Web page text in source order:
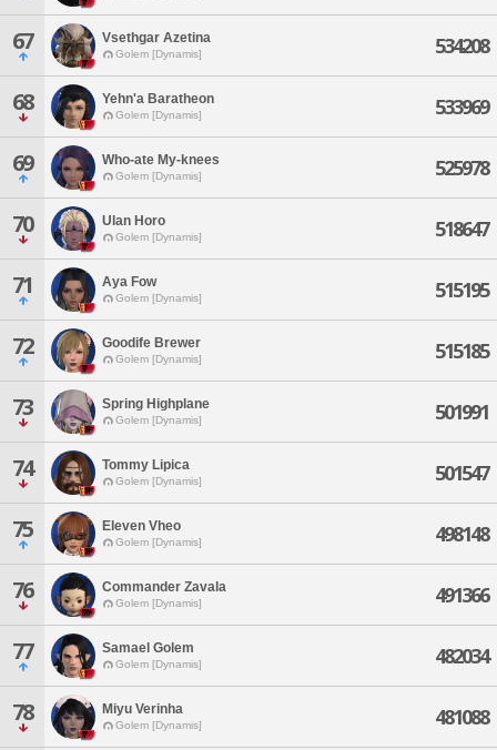
67 Vsethgar Azetina
Golem [Dynamis] 534208
68 Yehn'a Baratheon
Golem [Dynamis] 533969
69 Who-ate My-knees
Golem [Dynamis] 525978
70 Ulan Horo
Golem [Dynamis] 518647
71 Aya Fow
Golem [Dynamis] 515195
72 Goodife Brewer
Golem [Dynamis] 515185
73 Spring Highplane
Golem [Dynamis] 501991
74 Tommy Lipica
Golem [Dynamis] 501547
75 Eleven Vheo
Golem [Dynamis] 498148
76 Commander Zavala
Golem [Dynamis] 491366
77 Samael Golem
Golem [Dynamis] 482034
78 Miyu Verinha
Golem [Dynamis] 481088